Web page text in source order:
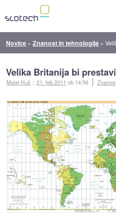
Novice »Znanost in tehnologija »
Velika Britanija bi
Matej Huš ::21. feb 2011 ob 14:56